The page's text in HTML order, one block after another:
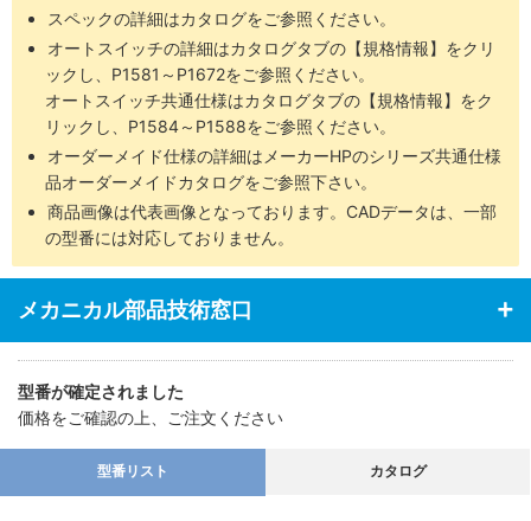
スペックの詳細はカタログをご参照ください。
オートスイッチの詳細はカタログタブの【規格情報】をクリ
ックし、P1581～P1672をご参照ください。
オートスイッチ共通仕様はカタログタブの【規格情報】をク
リックし、P1584～P1588をご参照ください。
オーダーメイド仕様の詳細はメーカーHPのシリーズ共通仕様
品オーダーメイドカタログをご参照下さい。
商品画像は代表画像となっております。CADデータは、一部
の型番には対応しておりません。
メカニカル部品技術窓口
型番が確定されました
価格をご確認の上、ご注文ください
型番リスト カタログ